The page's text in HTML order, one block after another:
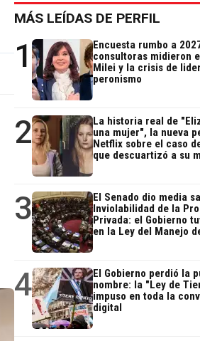
MÁS LEÍDAS DE PERFIL
1
Encuesta rumbo a
consultoras midieron
Milei y la crisis de
peronismo
2
La historia real de
una mujer", la nueva
Netflix sobre el caso
que descuartizó a su
3
El Senado dio media
Inviolabilidad de la
Privada: el Gobierno
en la Ley del Manejo
4
El Gobierno perdió la
nombre: la "Ley de
impuso en toda la
digital